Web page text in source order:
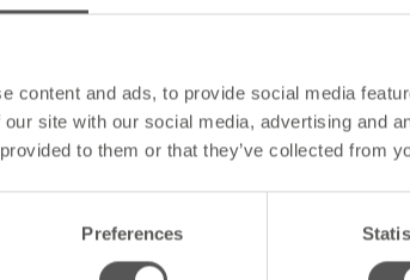
content and ads, to provide social media
site with our social media, advertising and
to them or that they’ve collected from
Preferences
Farbangabe